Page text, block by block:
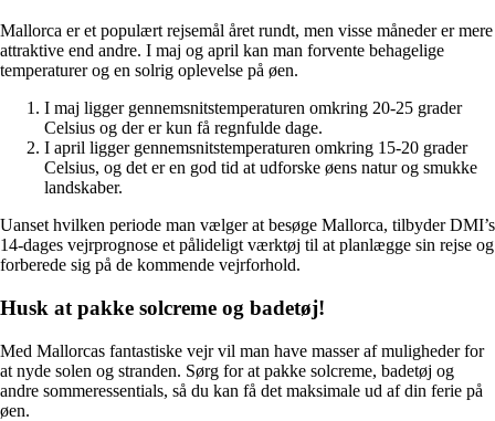
Mallorca er et populært rejsemål året rundt, men visse måneder er mere
attraktive end andre. I maj og april kan man forvente behagelige
temperaturer og en solrig oplevelse på øen.
I maj ligger gennemsnitstemperaturen omkring 20-25 grader
Celsius og der er kun få regnfulde dage.
I april ligger gennemsnitstemperaturen omkring 15-20 grader
Celsius, og det er en god tid at udforske øens natur og smukke
landskaber.
Uanset hvilken periode man vælger at besøge Mallorca, tilbyder DMI’s
14-dages vejrprognose et pålideligt værktøj til at planlægge sin rejse og
forberede sig på de kommende vejrforhold.
Husk at pakke solcreme og badetøj!
Med Mallorcas fantastiske vejr vil man have masser af muligheder for
at nyde solen og stranden. Sørg for at pakke solcreme, badetøj og
andre sommeressentials, så du kan få det maksimale ud af din ferie på
øen.